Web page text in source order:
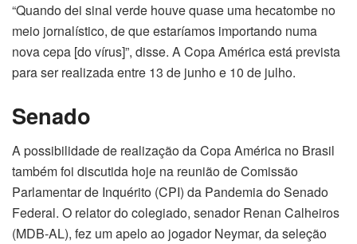
“Quando dei sinal verde houve quase uma hecatombe no
meio jornalístico, de que estaríamos importando numa
nova cepa [do vírus]”, disse. A Copa América está prevista
para ser realizada entre 13 de junho e 10 de julho.
Senado
A possibilidade de realização da Copa América no Brasil
também foi discutida hoje na reunião de Comissão
Parlamentar de Inquérito (CPI) da Pandemia do Senado
Federal. O relator do colegiado, senador Renan Calheiros
(MDB-AL), fez um apelo ao jogador Neymar, da seleção